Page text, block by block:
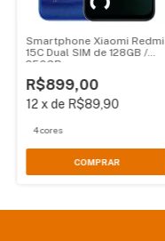
Smartphone Xiaomi Redmi
15C Dual SIM de 128GB /
256GB
R$899,00
12xde R$89,90
4 cores
COMPRAR